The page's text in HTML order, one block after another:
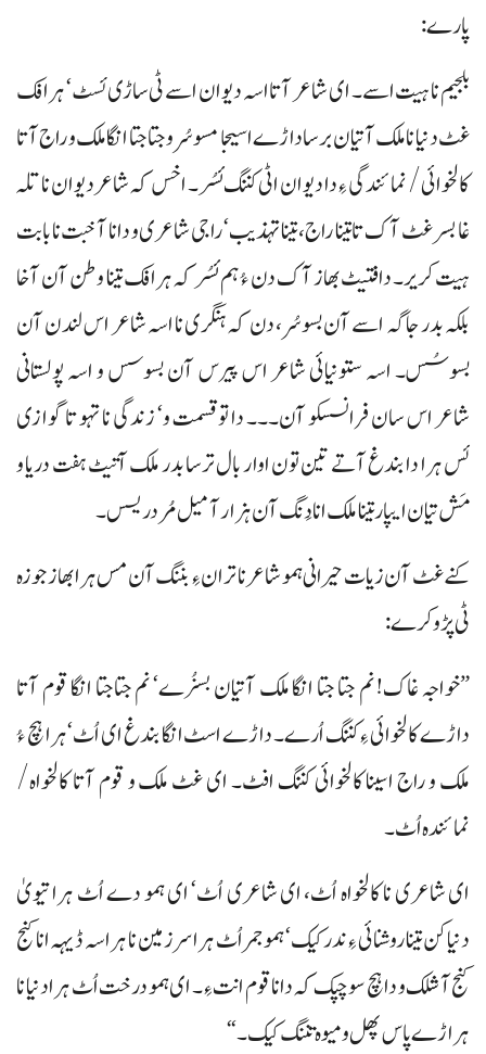
پارے:
بلجیم نا ہیت اسے۔ ای شاعر آتا اسہ دیوان اسے ٹی ساڑی ئسٹ‘ ہرافک
غٹ دنیا نا ملک آتیان برسا داڑے اسیجا مسوسُر و جتاجتا انگا ملک و راج آتا
کالخوائی/ نمائندگی ءِ دا دیوان اٹی کننگ ئسُر۔ اخس کہ شاعر دیوان نا تلہ
غا بسر غٹ آک تا تینا راج، تینا تہذیب‘ راجی شاعری و دانا آخبت نا بابت
ہیت کریر۔ دافتیٹ بھاز آک دن ءُ ہم ئسُر کہ ہرافک تینا وطن آن آخا
بلکہ بدر جاگہ اسے آن بسوسُر، دن کہ ہنگری نا اسہ شاعر اس لندن آن
بسوسُس۔ اسہ ستونیائی شاعر اس پیرس آن بسوسس و اسہ پولستانی
شاعر اس سان فرانسسکو آن۔۔۔ دا تو قسمت و‘ زندگی نا تہو تا گوازی
ئس ہرا دا بندغ آتے تین تون اوار بال ترسا بدر ملک آتیٹ ہفت دریا و
مَش تیان ایپار تینا ملک انا دَنگ آن ہزار آ میل مُر دریسس۔
کنے غٹ آن زیات حیرانی ہمو شاعر نا تران ءِ بننگ آن مس ہرا بھاز جوزہ
ٹی پڑو کرے:
”خواجہ غاک! نم جتا جتا انگا ملک آتیان بسنُرے‘ نم جتاجتا انگا قوم آتا
داڑے کالخوائی ءِ کننگ اُرے۔ داڑے اسٹ انگا بندغ ای اُٹ‘ ہرا ہچ ءُ
ملک و راج اسینا کالخوائی کننگ افٹ۔ ای غٹ ملک و قوم آتا کالخواہ/
نمائندہ اُٹ۔
ای شاعری نا کالخواہ اُٹ، ای شاعری اُٹ‘ ای ہمو دے اُٹ ہرا تیویٰ
دنیاکن تینا روشنائی ءِ ندرکیک‘ ہمو جمر اُٹ ہرا سرزمین نا ہرا سہ ڈیہہ انا کنج
کنج آ شلک و دا ہچ سوچپک کہ دانا قوم انت ءِ۔ ای ہمو درخت اُٹ ہرا دنیا نا
ہراڑے پاس پھل ومیوہ تننگ کیک۔“